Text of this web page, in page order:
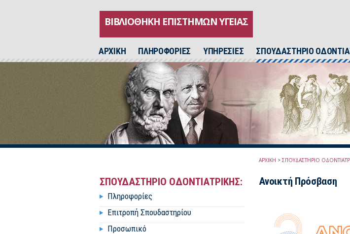
ΒΙΒΛΙΟΘΗΚΗ ΕΠΙΣΤΗΜΩΝ ΥΓΕΙΑΣ
ΑΡΧΙΚH ΠΛΗΡΟΦΟΡΙΕΣ ΥΠΗΡΕΣΙΕΣ ΣΠΟΥΔΑΣΤΗΡΙΟ
ΣΠΟΥΔΑΣΤΗΡΙΟ ΟΔΟΝΤΙΑΤΡΙΚΗΣ:
Πληροφορίες
Επιτροπή Σπουδαστηρίου
Προσωπικό
ΑΡΧΙΚΗ > ΣΠΟΥΔΑΣΤΗΡΙΟ
Ανοικτή Πρόσβαση